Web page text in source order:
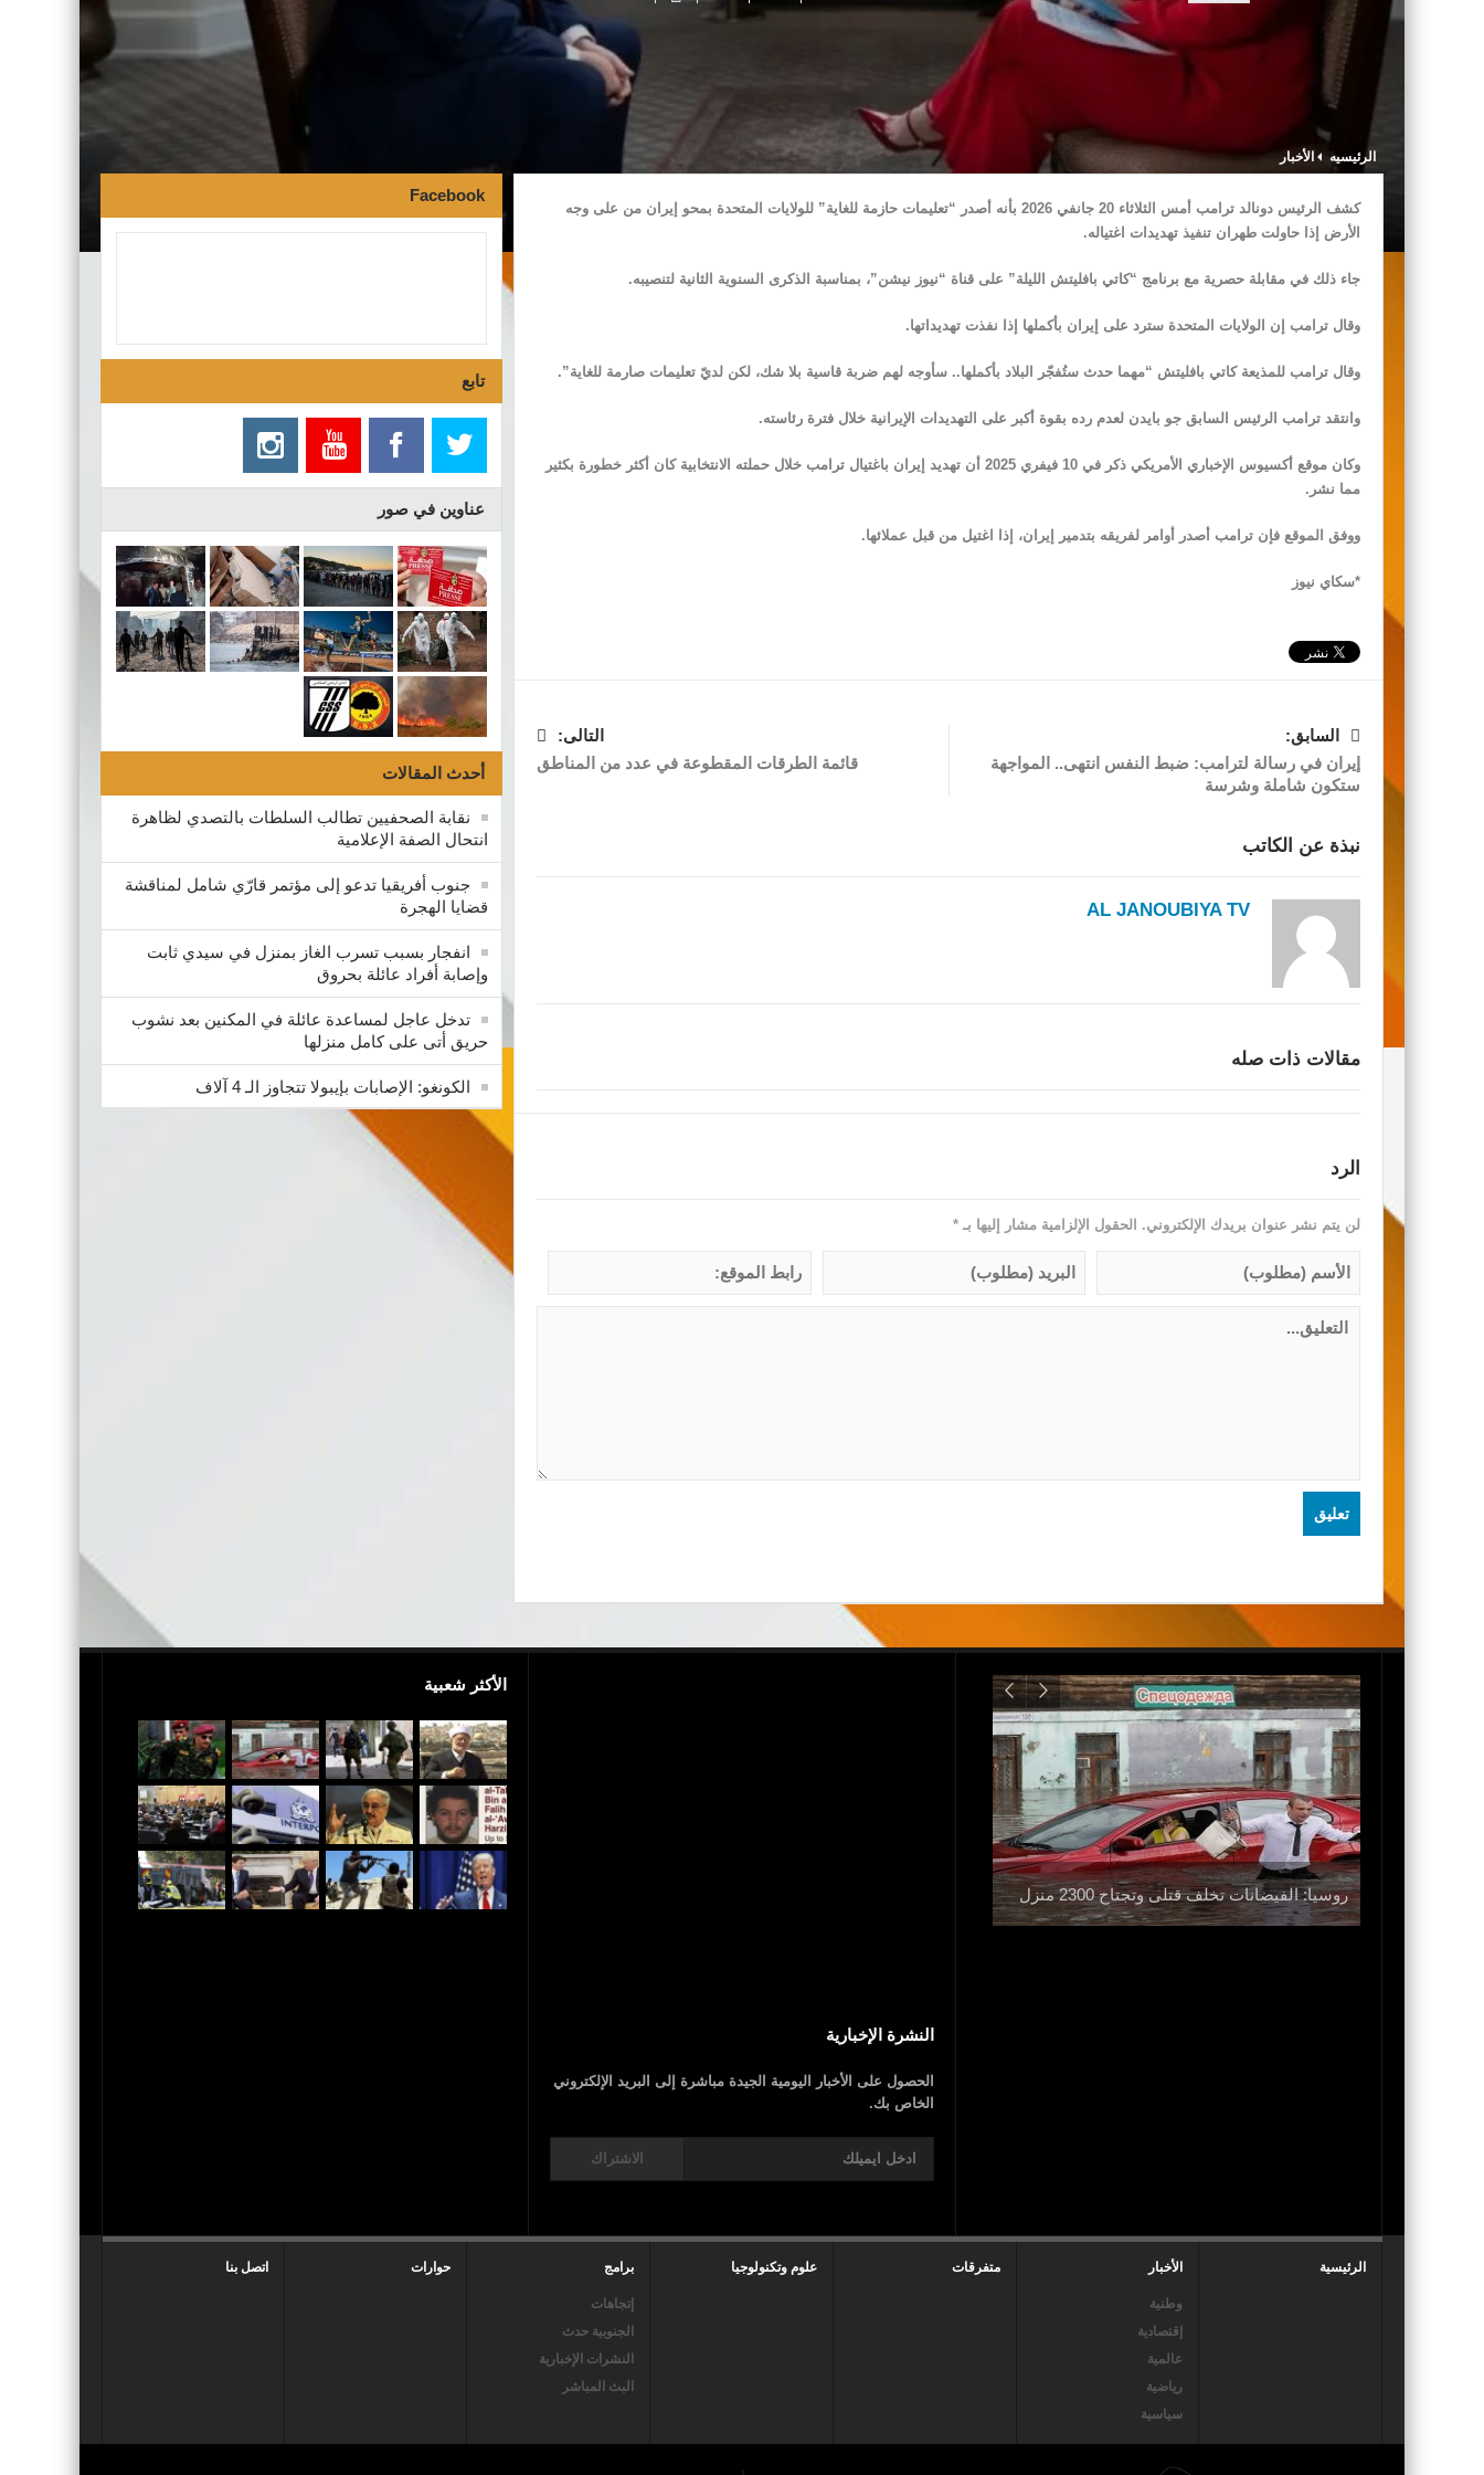
الرئيسيه الأخبار
كشف الرئيس دونالد ترامب أمس الثلاثاء 20 جانفي 2026 بأنه أصدر “تعليمات حازمة للغاية” للولايات المتحدة بمحو إيران من على وجه
الأرض إذا حاولت طهران تنفيذ تهديدات اغتياله.
جاء ذلك في مقابلة حصرية مع برنامج “كاتي بافليتش الليلة” على قناة “نيوز نيشن”، بمناسبة الذكرى السنوية الثانية لتنصيبه.
وقال ترامب إن الولايات المتحدة سترد على إيران بأكملها إذا نفذت تهديداتها.
وقال ترامب للمذيعة كاتي بافليتش “مهما حدث ستُفجّر البلاد بأكملها.. سأوجه لهم ضربة قاسية بلا شك، لكن لديّ تعليمات صارمة للغاية”.
وانتقد ترامب الرئيس السابق جو بايدن لعدم رده بقوة أكبر على التهديدات الإيرانية خلال فترة رئاسته.
وكان موقع أكسيوس الإخباري الأمريكي ذكر في 10 فيفري 2025 أن تهديد إيران باغتيال ترامب خلال حملته الانتخابية كان أكثر خطورة بكثير
مما نشر.
ووفق الموقع فإن ترامب أصدر أوامر لفريقه بتدمير إيران، إذا اغتيل من قبل عملائها.
*سكاي نيوز
السابق:
إيران في رسالة لترامب: ضبط النفس انتهى.. المواجهة
ستكون شاملة وشرسة
التالى:
قائمة الطرقات المقطوعة في عدد من المناطق
نبذة عن الكاتب
AL JANOUBIYA TV
مقالات ذات صله
الرد
لن يتم نشر عنوان بريدك الإلكتروني. الحقول الإلزامية مشار إليها بـ *
Facebook
تابع
عناوين في صور
أحدث المقالات
نقابة الصحفيين تطالب السلطات بالتصدي لظاهرة
انتحال الصفة الإعلامية
جنوب أفريقيا تدعو إلى مؤتمر قارّي شامل لمناقشة
قضايا الهجرة
انفجار بسبب تسرب الغاز بمنزل في سيدي ثابت
وإصابة أفراد عائلة بحروق
تدخل عاجل لمساعدة عائلة في المكنين بعد نشوب
حريق أتى على كامل منزلها
الكونغو: الإصابات بإيبولا تتجاوز الـ 4 آلاف
روسيا: الفيضانات تخلف قتلى وتجتاح 2300 منزل
بالفيديو.. مجزرة إسرائيلية.. 40 شهيدا فلسطينيا
عاجل..ترامب يعلن القدس عاصمة
النشرة الإخبارية
الحصول على الأخبار اليومية الجيدة مباشرة إلى البريد الإلكتروني
الخاص بك.
الاشتراك
الأكثر شعبية
الرئيسية الأخبار
وطنية
إقتصادية
عالمية
رياضية
سياسية
متفرقات علوم وتكنولوجيا برامج
إتجاهات
الجنوبية حدث
النشرات الإخبارية
البث المباشر
حوارات اتصل بنا